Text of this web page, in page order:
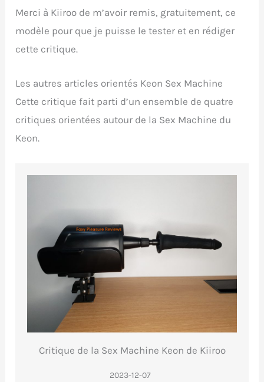
Merci à Kiiroo de m’avoir remis, gratuitement, ce
modèle pour que je puisse le tester et en rédiger
cette critique.
Les autres articles orientés Keon Sex Machine
Cette critique fait parti d’un ensemble de quatre
critiques orientées autour de la Sex Machine du
Keon.
Critique de la Sex Machine Keon de Kiiroo
2023-12-07